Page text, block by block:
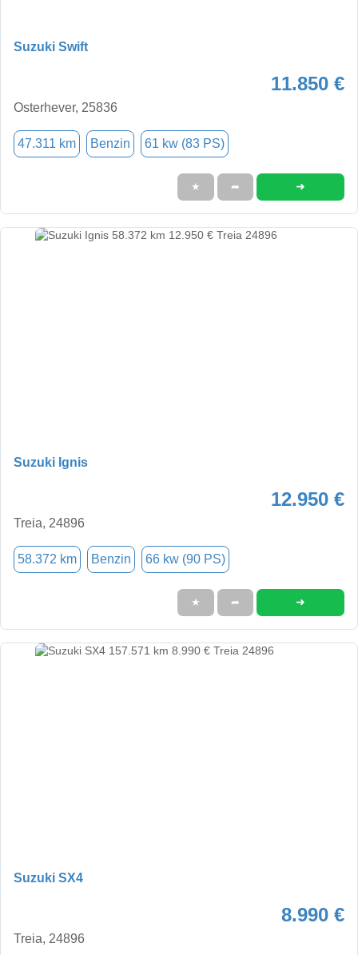
Suzuki Swift
11.850 €
Osterhever, 25836
47.311 km Benzin 61 kw (83 PS)
★ ➦ ➜
Suzuki Ignis
12.950 €
Treia, 24896
58.372 km Benzin 66 kw (90 PS)
★ ➦ ➜
Suzuki SX4
8.990 €
Treia, 24896